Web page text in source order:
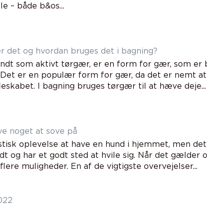
– både b&os...
det og hvordan bruges det i bagning?
som aktivt tørgær, er en form for gær, som
Det er en populær form for gær, da det er nemt
I bagning bruges tørgær til at hæve deje...
noget at sove på
oplevelse at have en hund i hjemmet, men
og har et godt sted at hvile sig. Når det gælder
muligheder. En af de vigtigste overvejelser...